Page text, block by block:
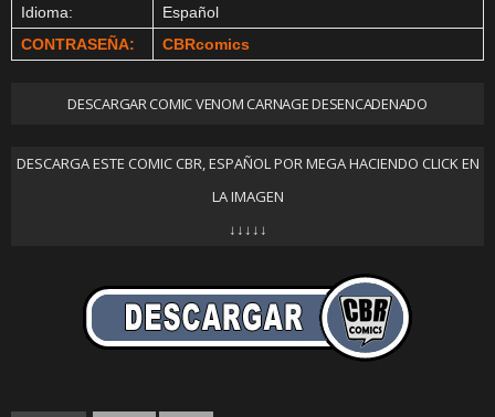
Idioma:
Español
CONTRASEÑA:
CBRcomics
DESCARGAR COMIC VENOM CARNAGE DESENCADENADO
DESCARGA ESTE COMIC CBR, ESPAÑOL POR MEGA HACIENDO CLICK EN
LA IMAGEN
↓↓↓↓↓